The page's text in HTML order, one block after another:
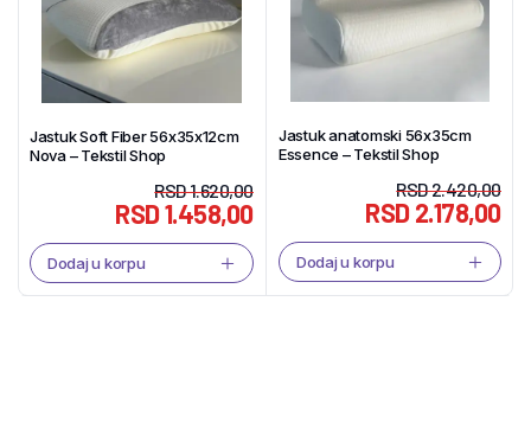
Jastuk Soft Fiber 56x35x12cm
Nova – Tekstil Shop
RSD1.620,00
RSD1.458,00
Dodaj u korpu
Jastuk anatomski 56x35cm
Essence – Tekstil Shop
RSD2.420,00
RSD2.178,00
Dodaj u korpu